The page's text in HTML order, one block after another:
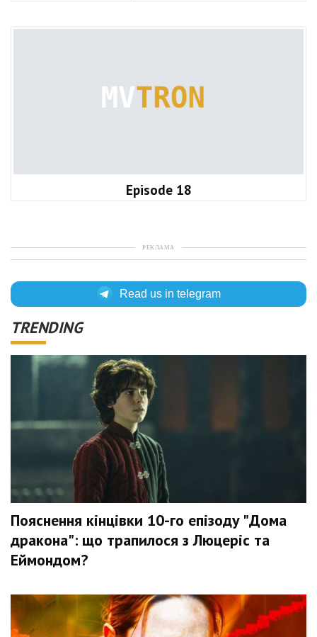
Episode 18
РЕКЛАМА
Read us in telegram
TRENDING
Пояснення кінцівки 10-го епізоду "Дома
дракона": що трапилося з Люцеріс та
Еймондом?